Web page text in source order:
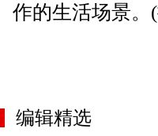
作的生活场景。
编辑精选